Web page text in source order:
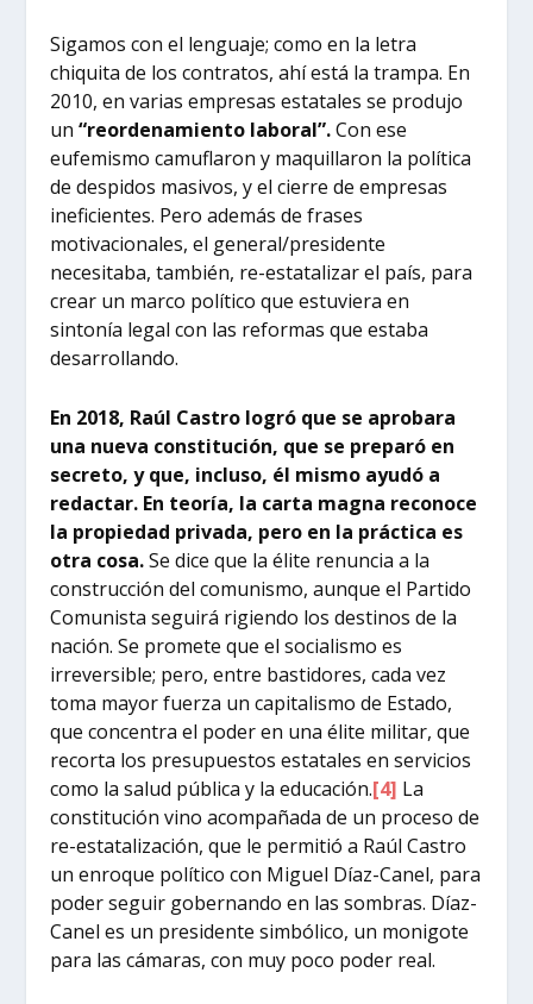
Sigamos con el lenguaje; como en la letra
chiquita de los contratos, ahí está la trampa. En
2010, en varias empresas estatales se produjo
un“reordenamiento laboral”.Con ese
eufemismo camuflaron y maquillaron la política
de despidos masivos, y el cierre de empresas
ineficientes. Pero además de frases
motivacionales, el general/presidente
necesitaba, también, re-estatalizar el país, para
crear un marco político que estuviera en
sintonía legal con las reformas que estaba
desarrollando.
En 2018, Raúl Castro logró que se aprobara
una nueva constitución, que se preparó en
secreto, y que, incluso, él mismo ayudó a
redactar. En teoría, la carta magna reconoce
la propiedad privada, pero en la práctica es
otra cosa.Se dice que la élite renuncia a la
construcción del comunismo, aunque el Partido
Comunista seguirá rigiendo los destinos de la
nación. Se promete que el socialismo es
irreversible; pero, entre bastidores, cada vez
toma mayor fuerza un capitalismo de Estado,
que concentra el poder en una élite militar, que
recorta los presupuestos estatales en servicios
como la salud pública y la educación.[4] La
constitución vino acompañada de un proceso de
re-estatalización, que le permitió a Raúl Castro
un enroque político con Miguel Díaz-Canel, para
poder seguir gobernando en las sombras. Díaz-
Canel es un presidente simbólico, un monigote
para las cámaras, con muy poco poder real.